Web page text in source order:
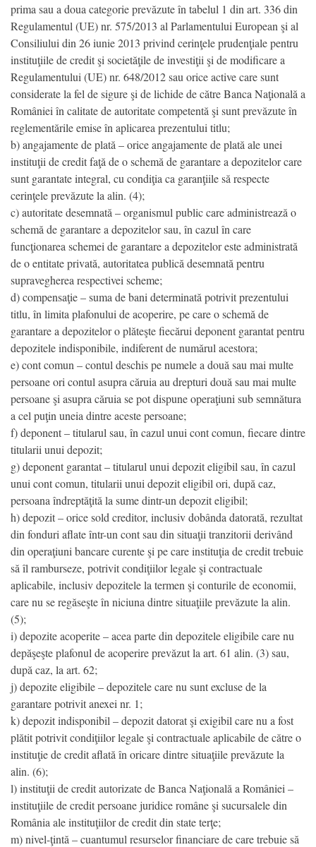
prima sau a doua categorie prevăzute în tabelul 1 din art. 336 din
Regulamentul (UE) nr. 575/2013 al Parlamentului European şi al
Consiliului din 26 iunie 2013 privind cerinţele prudenţiale pentru
instituţiile de credit şi societăţile de investiţii şi de modificare a
Regulamentului (UE) nr. 648/2012 sau orice active care sunt
considerate la fel de sigure şi de lichide de către Banca Naţională a
României în calitate de autoritate competentă şi sunt prevăzute în
reglementările emise în aplicarea prezentului titlu;
b) angajamente de plată – orice angajamente de plată ale unei
instituţii de credit faţă de o schemă de garantare a depozitelor care
sunt garantate integral, cu condiţia ca garanţiile să respecte
cerinţele prevăzute la alin. (4);
c) autoritate desemnată – organismul public care administrează o
schemă de garantare a depozitelor sau, în cazul în care
funcţionarea schemei de garantare a depozitelor este administrată
de o entitate privată, autoritatea publică desemnată pentru
supravegherea respectivei scheme;
d) compensaţie – suma de bani determinată potrivit prezentului
titlu, în limita plafonului de acoperire, pe care o schemă de
garantare a depozitelor o plăteşte fiecărui deponent garantat pentru
depozitele indisponibile, indiferent de numărul acestora;
e) cont comun – contul deschis pe numele a două sau mai multe
persoane ori contul asupra căruia au drepturi două sau mai multe
persoane şi asupra căruia se pot dispune operaţiuni sub semnătura
a cel puţin uneia dintre aceste persoane;
f) deponent – titularul sau, în cazul unui cont comun, fiecare dintre
titularii unui depozit;
g) deponent garantat – titularul unui depozit eligibil sau, în cazul
unui cont comun, titularii unui depozit eligibil ori, după caz,
persoana îndreptăţită la sume dintr-un depozit eligibil;
h) depozit – orice sold creditor, inclusiv dobânda datorată, rezultat
din fonduri aflate într-un cont sau din situaţii tranzitorii derivând
din operaţiuni bancare curente şi pe care instituţia de credit trebuie
să îl ramburseze, potrivit condiţiilor legale şi contractuale
aplicabile, inclusiv depozitele la termen şi conturile de economii,
care nu se regăseşte în niciuna dintre situaţiile prevăzute la alin.
(5);
i) depozite acoperite – acea parte din depozitele eligibile care nu
depăşeşte plafonul de acoperire prevăzut la art. 61 alin. (3) sau,
după caz, la art. 62;
j) depozite eligibile – depozitele care nu sunt excluse de la
garantare potrivit anexei nr. 1;
k) depozit indisponibil – depozit datorat şi exigibil care nu a fost
plătit potrivit condiţiilor legale şi contractuale aplicabile de către o
instituţie de credit aflată în oricare dintre situaţiile prevăzute la
alin. (6);
l) instituţii de credit autorizate de Banca Naţională a României –
instituţiile de credit persoane juridice române şi sucursalele din
România ale instituţiilor de credit din state terţe;
m) nivel-ţintă – cuantumul resurselor financiare de care trebuie să